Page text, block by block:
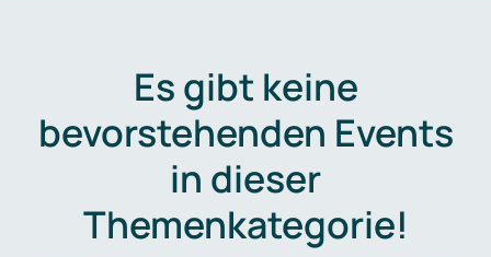
Es gibt keine
bevorstehenden Events
in dieser
Themenkategorie!